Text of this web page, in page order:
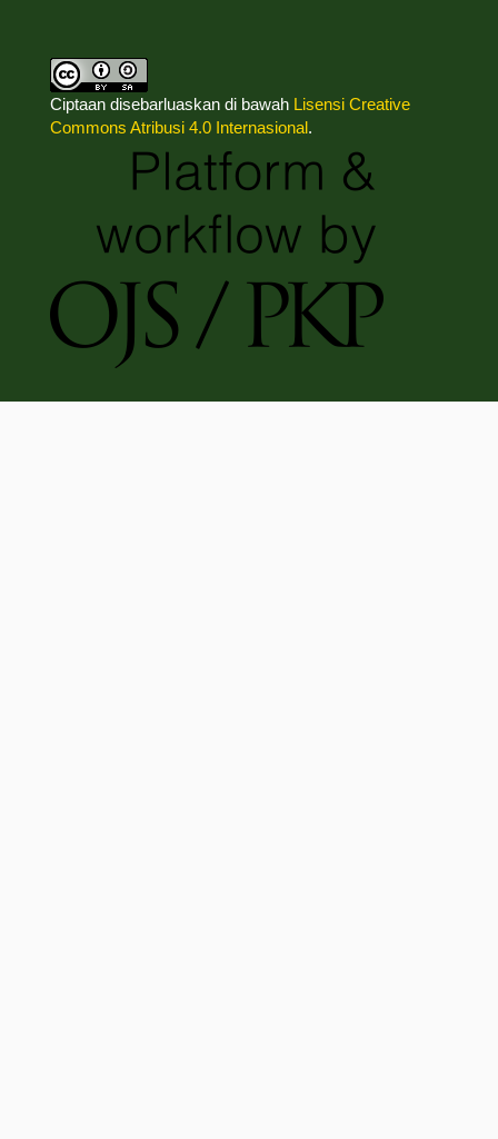
Ciptaan disebarluaskan di bawah Lisensi Creative
Commons Atribusi 4.0 Internasional.